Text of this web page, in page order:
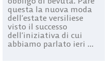
questa la nuova moda
dell’estate versiliese
visto il successo
dell’iniziativa di cui
abbiamo parlato ieri ...